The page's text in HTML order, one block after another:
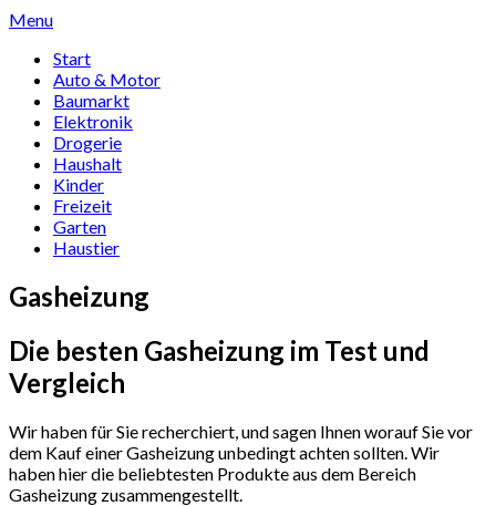
Skip
content
Menu
Start
Auto & Motor
Baumarkt
Elektronik
Drogerie
Haushalt
Kinder
Freizeit
Garten
Haustier
Gasheizung
Die besten Gasheizung im Test und
Vergleich
Wir haben für Sie recherchiert, und sagen Ihnen worauf Sie vor
dem Kauf einer Gasheizung unbedingt achten sollten. Wir
haben hier die beliebtesten Produkte aus dem Bereich
Gasheizung zusammengestellt.